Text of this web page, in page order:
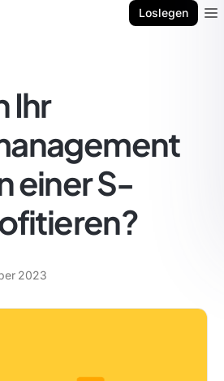
Loslegen
Ihr
einer S-
2023